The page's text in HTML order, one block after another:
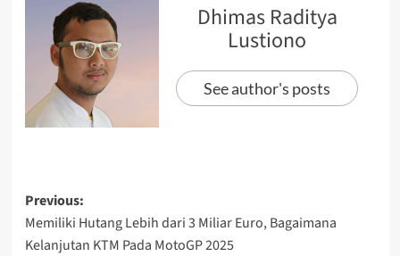
Dhimas Raditya
Lustiono
See author's posts
Previous:
Memiliki Hutang Lebih dari 3 Miliar Euro, Bagaimana
Kelanjutan KTM Pada MotoGP 2025